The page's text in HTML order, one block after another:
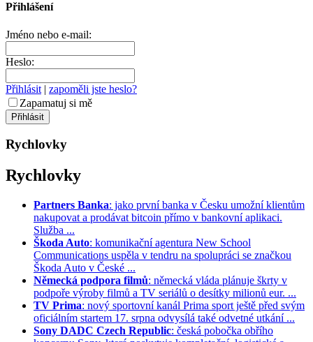
Přihlášení
Jméno nebo e-mail:
Heslo:
Přihlásit | zapoměli jste heslo?
Zapamatuj si mě
Rychlovky
Rychlovky
Partners Banka: jako první banka v Česku umožní klientům
nakupovat a prodávat bitcoin přímo v bankovní aplikaci.
Služba ...
Škoda Auto: komunikační agentura New School
Communications uspěla v tendru na spolupráci se značkou
Škoda Auto v České ...
Německá podpora filmů: německá vláda plánuje škrty v
podpoře výroby filmů a TV seriálů o desítky milionů eur. ...
TV Prima: nový sportovní kanál Prima sport ještě před svým
oficiálním startem 17. srpna odvysílá také odvetné utkání ...
Sony DADC Czech Republic: česká pobočka obřího